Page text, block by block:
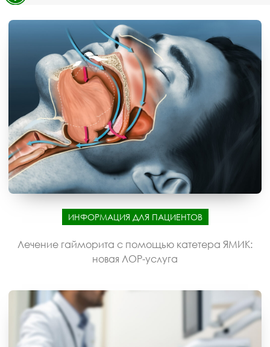
ИНФОРМАЦИЯ ДЛЯ ПАЦИЕНТОВ
Лечение гайморита с помощью катетера ЯМИК:
новая ЛОР-услуга